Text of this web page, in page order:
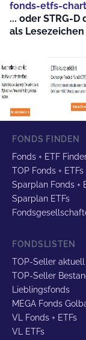
fonds-etfs-
... oder STRG-
als
FONDS FINDEN
Fonds + ETF
TOP Fonds + ETFs
Sparplan Fonds +
Sparplan ETFs
FONDSLISTEN
TOP-Seller aktuell
TOP-Seller
Lieblingsfonds
MEGA Fonds
VL Fonds + ETFs
VL ETFs